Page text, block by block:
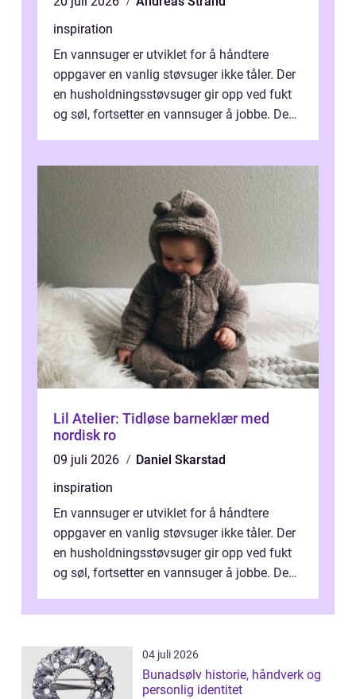
inspiration
En vannsuger er utviklet for å håndtere
oppgaver en vanlig støvsuger ikke tåler. Der
en husholdningsstøvsuger gir opp ved fukt
og søl, fortsetter en vannsuger å jobbe. Den
Lil Atelier: Tidløse barneklær med
nordisk ro
09 juli 2026
Daniel Skarstad
inspiration
En vannsuger er utviklet for å håndtere
oppgaver en vanlig støvsuger ikke tåler. Der
en husholdningsstøvsuger gir opp ved fukt
og søl, fortsetter en vannsuger å jobbe. Den
04 juli 2026
Bunadsølv historie, håndverk og
personlig identitet